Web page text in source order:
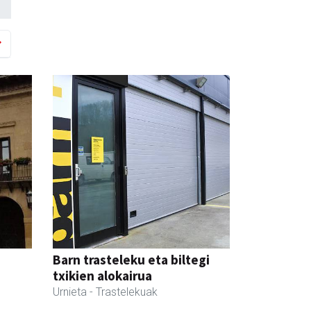
Barn trasteleku eta biltegi
txikien alokairua
Urnieta - Trastelekuak